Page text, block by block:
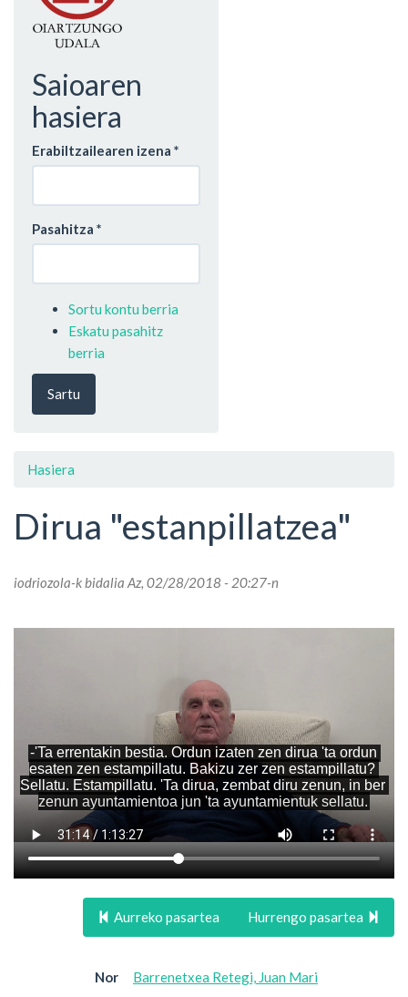
Saioaren
hasiera
Erabiltzailearen izena *
Pasahitza *
Sortu kontu berria
Eskatu pasahitz
berria
Sartu
Hasiera
Dirua "estanpillatzea"
iodriozola-k bidalia Az, 02/28/2018 - 20:27-n
Aurreko pasartea Hurrengo pasartea
Nor Barrenetxea Retegi, Juan Mari